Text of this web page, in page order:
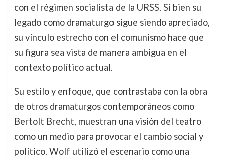
con el régimen socialista de la URSS. Si bien su
legado como dramaturgo sigue siendo apreciado,
su vínculo estrecho con el comunismo hace que
su figura sea vista de manera ambigua en el
contexto político actual.
Su estilo y enfoque, que contrastaba con la obra
de otros dramaturgos contemporáneos como
Bertolt Brecht, muestran una visión del teatro
como un medio para provocar el cambio social y
político. Wolf utilizó el escenario como una